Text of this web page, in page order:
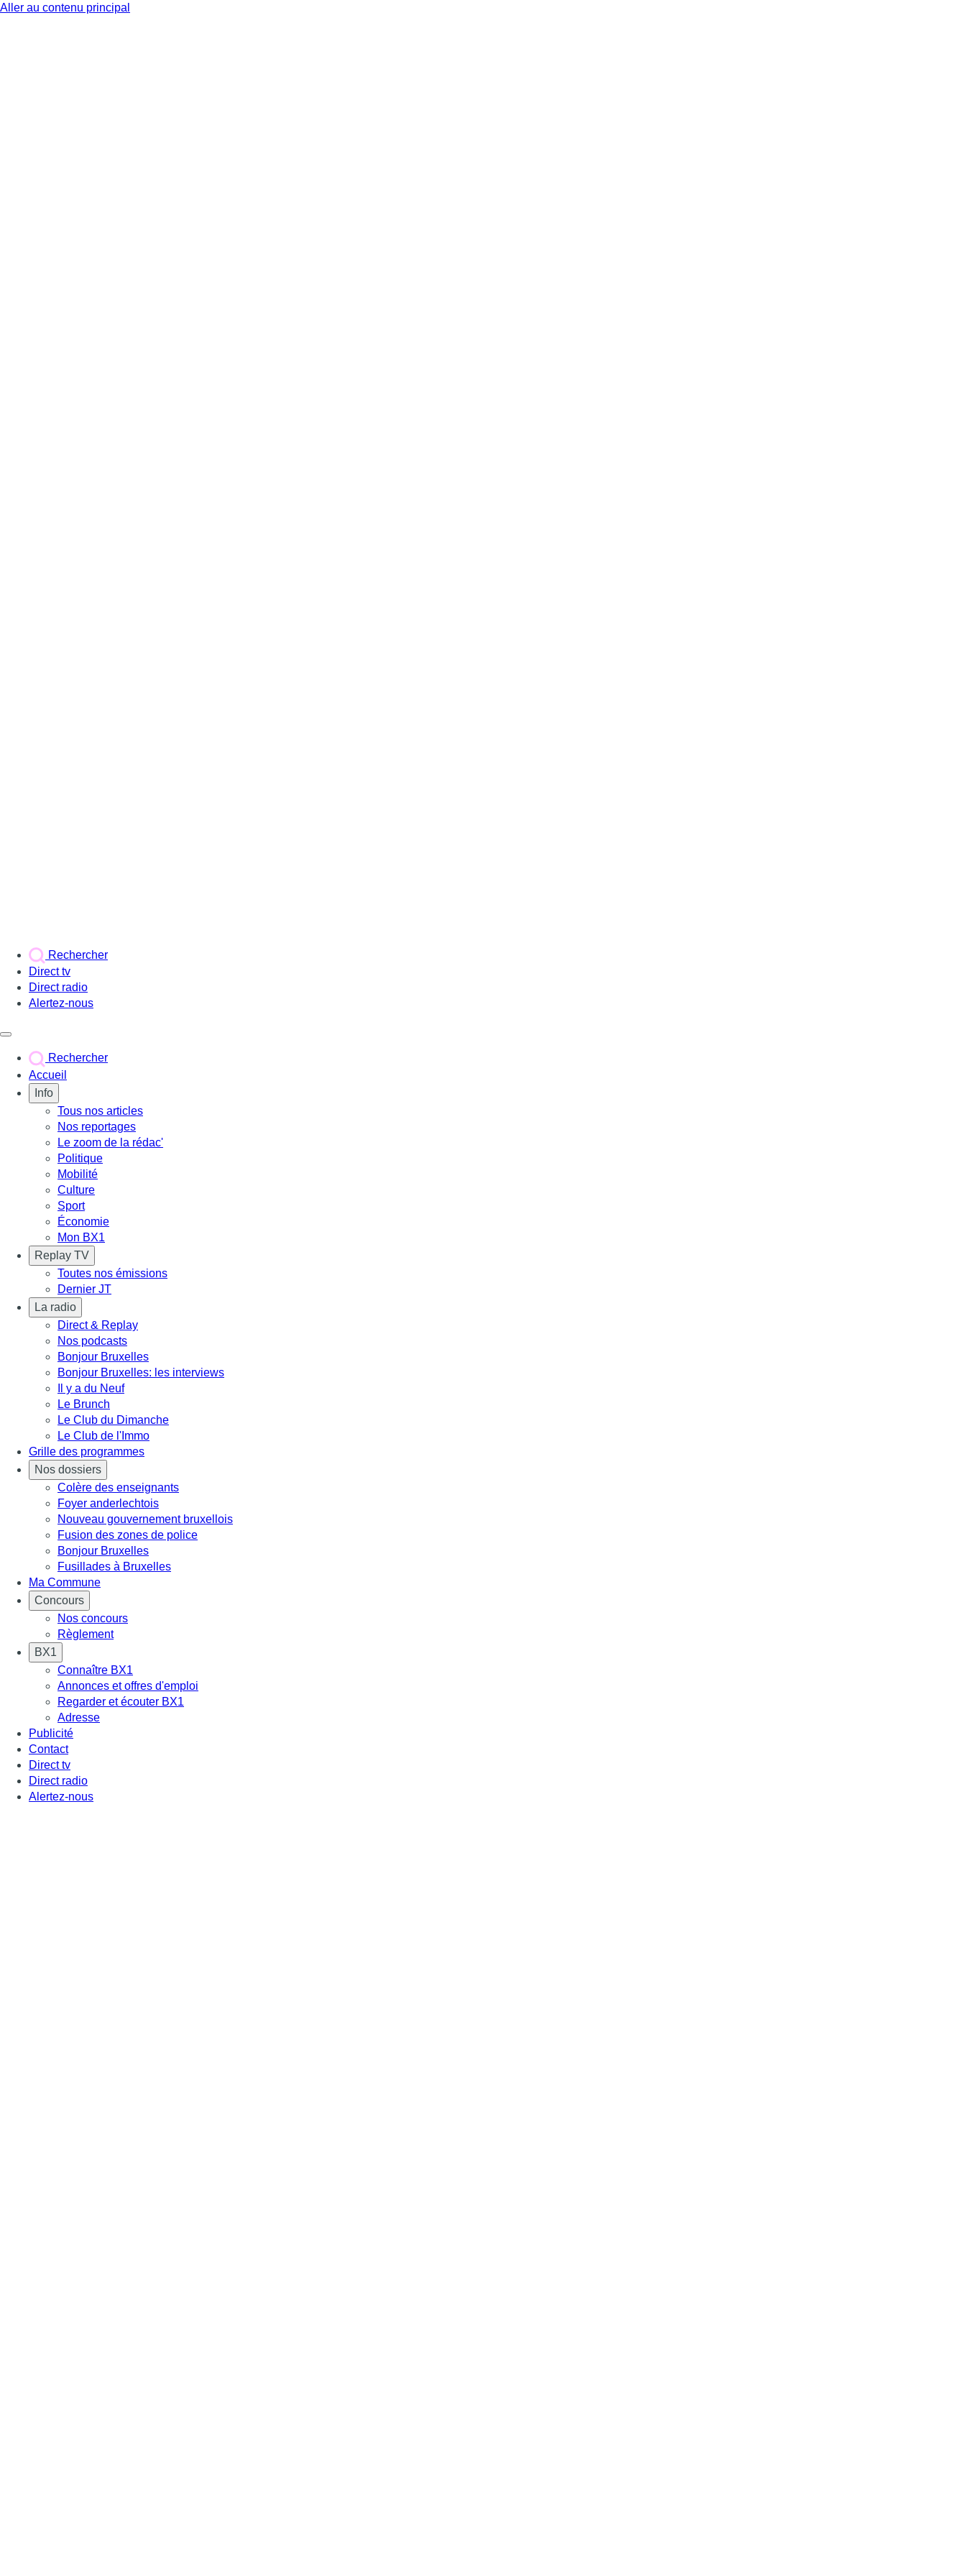
Aller au contenu principal
Rechercher
Direct tv
Direct radio
Alertez-nous
Rechercher
Accueil
Info
Tous nos articles
Nos reportages
Le zoom de la rédac'
Politique
Mobilité
Culture
Sport
Économie
Mon BX1
Replay TV
Toutes nos émissions
Dernier JT
La radio
Direct & Replay
Nos podcasts
Bonjour Bruxelles
Bonjour Bruxelles: les interviews
Il y a du Neuf
Le Brunch
Le Club du Dimanche
Le Club de l'Immo
Grille des programmes
Nos dossiers
Colère des enseignants
Foyer anderlechtois
Nouveau gouvernement bruxellois
Fusion des zones de police
Bonjour Bruxelles
Fusillades à Bruxelles
Ma Commune
Concours
Nos concours
Règlement
BX1
Connaître BX1
Annonces et offres d'emploi
Regarder et écouter BX1
Adresse
Publicité
Contact
Direct tv
Direct radio
Alertez-nous